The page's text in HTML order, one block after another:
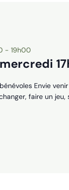
-19h00
Envie
faire un jeu,